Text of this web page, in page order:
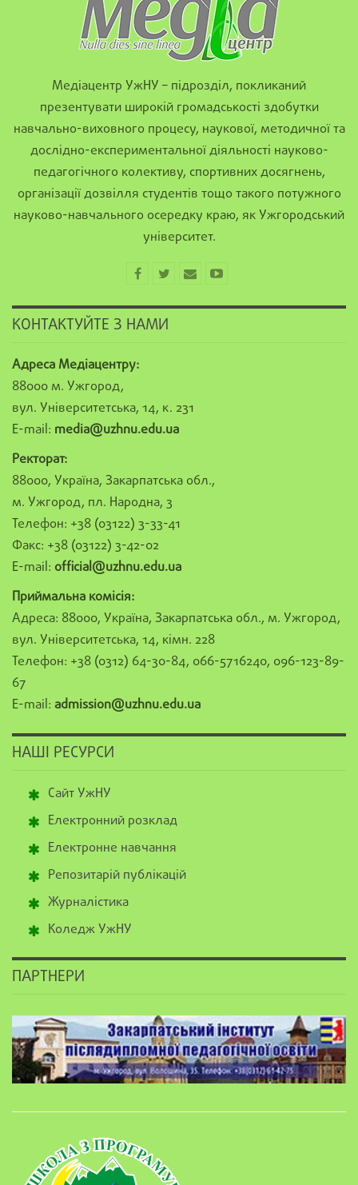
Медіацентр УжНУ – підрозділ, покликаний
презентувати широкій громадськості здобутки
навчально-виховного процесу, наукової, методичної та
дослідно-експериментальної діяльності науково-
педагогічного колективу, спортивних досягнень,
організації дозвілля студентів тощо такого потужного
науково-навчального осередку краю, як Ужгородський
університет.
КОНТАКТУЙТЕ З НАМИ
Адреса Медіацентру:
88000 м. Ужгород,
вул. Університетська, 14, к. 231
E-mail: media@uzhnu.edu.ua
Ректорат:
88000, Україна, Закарпатська обл.,
м. Ужгород, пл. Народна, 3
Телефон: +38 (03122) 3-33-41
Факс: +38 (03122) 3-42-02
E-mail: official@uzhnu.edu.ua
Приймальна комісія:
Адреса: 88000, Україна, Закарпатська обл., м. Ужгород,
вул. Університетська, 14, кімн. 228
Телефон: +38 (0312) 64-30-84, 066-5716240, 096-123-89-
67
E-mail: admission@uzhnu.edu.ua
НАШІ РЕСУРСИ
Сайт УжНУ
Електронний розклад
Електронне навчання
Репозитарій публікацій
Журналістика
Коледж УжНУ
ПАРТНЕРИ